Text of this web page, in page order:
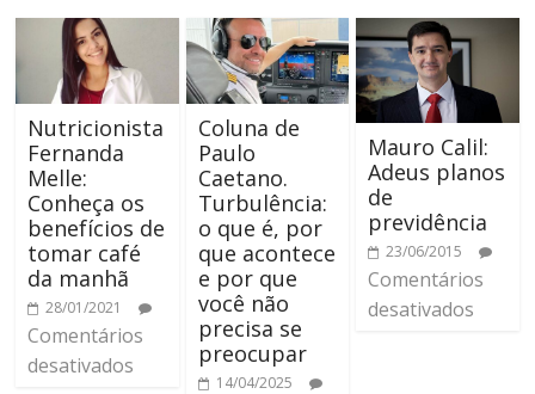
Nutricionista
Fernanda
Melle:
Conheça os
benefícios de
tomar café
da manhã
28/01/2021
Comentários
desativados
Coluna de
Paulo
Caetano.
Turbulência:
o que é, por
que acontece
e por que
você não
precisa se
preocupar
14/04/2025
Mauro Calil:
Adeus planos
de
previdência
23/06/2015
Comentários
desativados